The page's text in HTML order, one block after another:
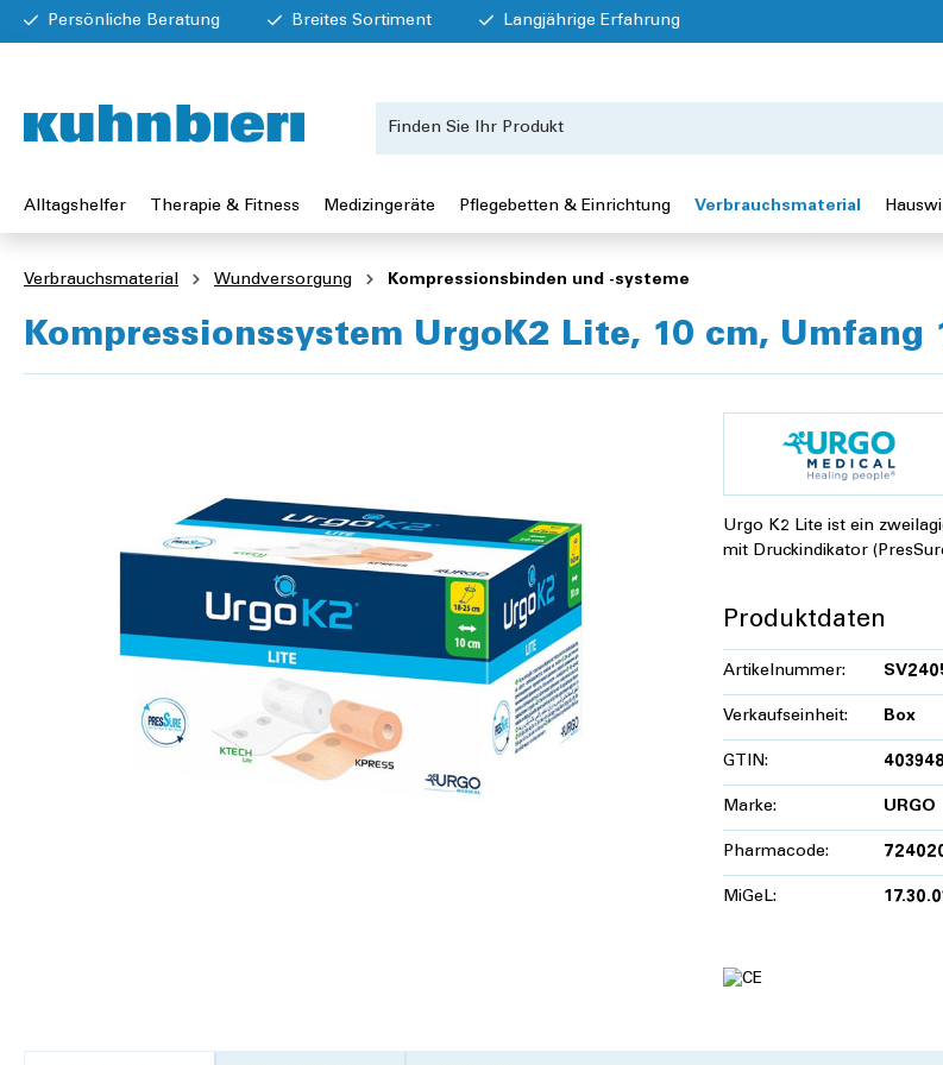
Persönliche Beratung Breites Sortiment Langjährige Erfahrung
Alltagshelfer Therapie & Fitness Medizingeräte Pflegebetten & Einrichtung Verbrauchsmaterial
Verbrauchsmaterial Wundversorgung Kompressionsbinden und -systeme
Kompressionssystem UrgoK2 Lite, 10 cm, Umfang
Urgo K2 Lite ist ein
mit Druckindikator
Produktdaten
Artikelnummer:
Verkaufseinheit: Box
GTIN:
Marke: URGO
Pharmacode:
MiGeL: